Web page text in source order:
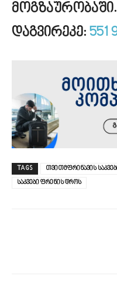
მოგზაურობაში.
დაგვირეკე: 551
TAGS თვითმფრინავის
საკვები ფრენის დროს